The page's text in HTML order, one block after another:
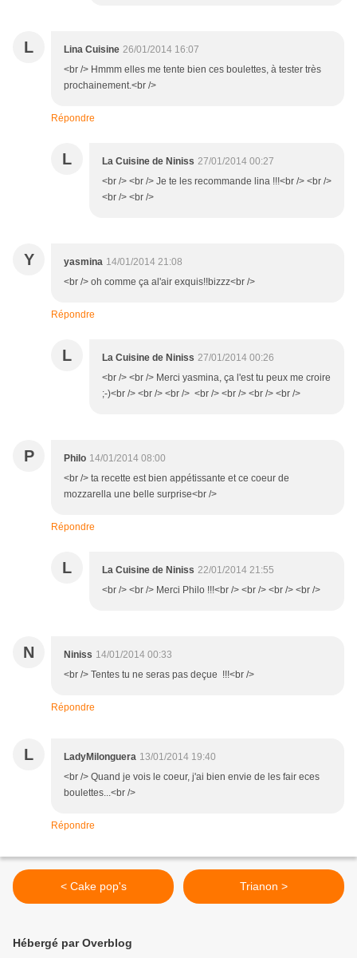
L Lina Cuisine 26/01/2014 16:07
<br /> Hmmm elles me tente bien ces boulettes, à tester très
prochainement.<br />
Répondre
L La Cuisine de Niniss 27/01/2014 00:27
<br /> <br /> Je te les recommande lina !!!<br /> <br />
<br /> <br />
Y yasmina 14/01/2014 21:08
<br /> oh comme ça al'air exquis!!bizzz<br />
Répondre
L La Cuisine de Niniss 27/01/2014 00:26
<br /> <br /> Merci yasmina, ça l'est tu peux me croire
;-)<br /> <br /> <br /> <br /> <br /> <br /> <br />
P Philo 14/01/2014 08:00
<br /> ta recette est bien appétissante et ce coeur de
mozzarella une belle surprise<br />
Répondre
L La Cuisine de Niniss 22/01/2014 21:55
<br /> <br /> Merci Philo !!!<br /> <br /> <br /> <br />
N Niniss 14/01/2014 00:33
<br /> Tentes tu ne seras pas deçue !!!<br />
Répondre
L LadyMilonguera 13/01/2014 19:40
<br /> Quand je vois le coeur, j'ai bien envie de les fair eces
boulettes...<br />
Répondre
< Cake pop's Trianon >
Hébergé par Overblog